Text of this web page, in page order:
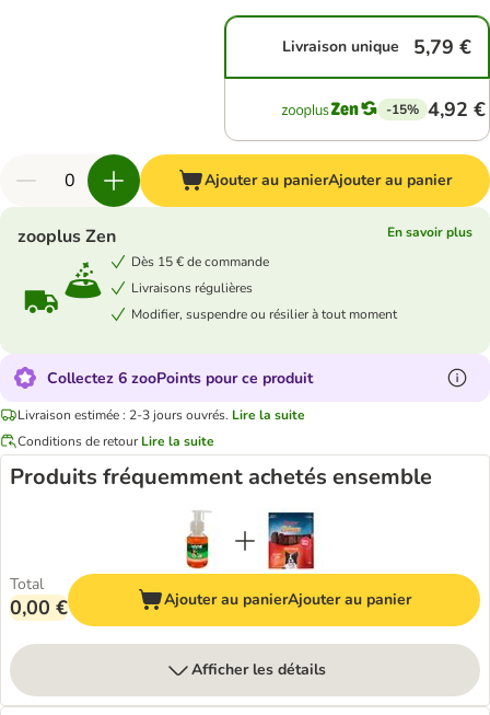
Livraison unique 5,79 €
-15% 4,92 €
Ajouter au panierAjouter au panier
zooplus Zen
En savoir plus
Dès 15 € de commande
Livraisons régulières
Modifier, suspendre ou résilier à tout moment
Collectez 6 zooPoints pour ce produit
Livraison estimée : 2-3 jours ouvrés. Lire la suite
Conditions de retour Lire la suite
Produits fréquemment achetés ensemble
Total
0,00 € Ajouter au panierAjouter au panier
Afficher les détails